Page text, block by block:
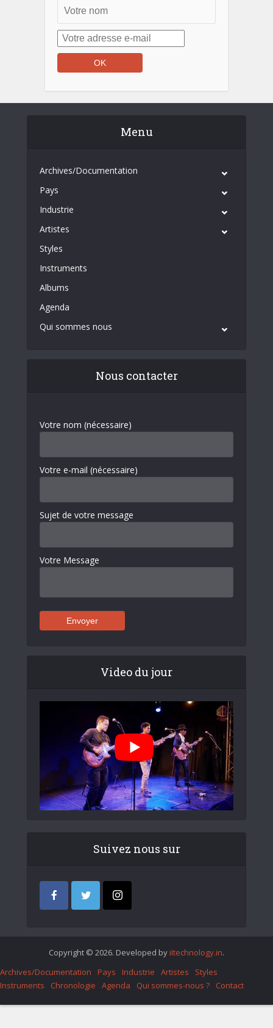
Menu
Archives/Documentation
Pays
Industrie
Artistes
Styles
Instruments
Albums
Agenda
Qui sommes nous
Nous contacter
Votre nom (nécessaire)
Votre e-mail (nécessaire)
Sujet de votre message
Votre Message
Video du jour
Suivez nous sur
Copyright © 2026. Developed by iItechnology.in.
Archives/Documentation
Pays Industrie Artistes
Styles
Instruments
Chronologie Agenda Qui sommes-nous ? Contact